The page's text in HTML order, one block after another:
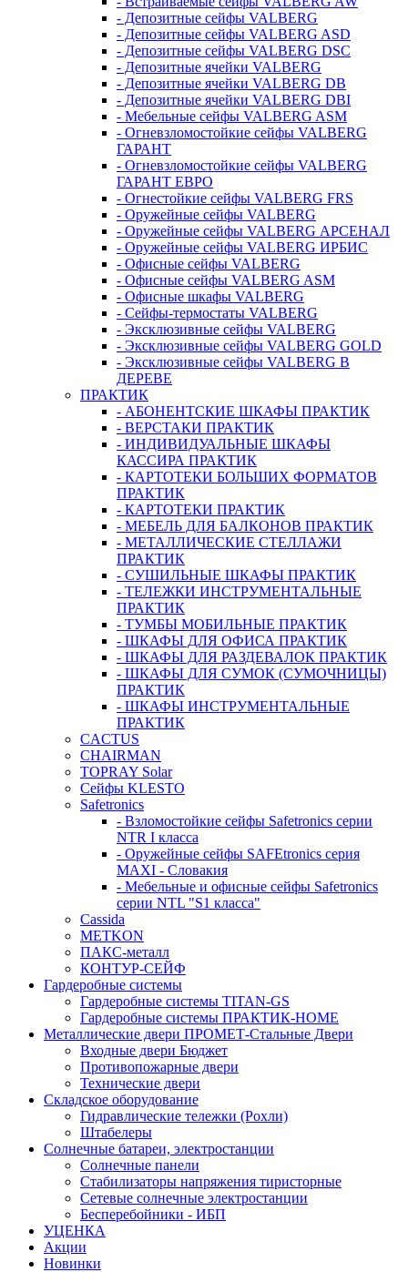
- Депозитные сейфы VALBERG
- Депозитные сейфы VALBERG ASD
- Депозитные сейфы VALBERG DSC
- Депозитные ячейки VALBERG
- Депозитные ячейки VALBERG DB
- Депозитные ячейки VALBERG DBI
- Мебельные сейфы VALBERG ASM
- Огневзломостойкие сейфы VALBERG
ГАРАНТ
- Огневзломостойкие сейфы VALBERG
ГАРАНТ ЕВРО
- Огнестойкие сейфы VALBERG FRS
- Оружейные сейфы VALBERG
- Оружейные сейфы VALBERG АРСЕНАЛ
- Оружейные сейфы VALBERG ИРБИС
- Офисные сейфы VALBERG
- Офисные сейфы VALBERG ASM
- Офисные шкафы VALBERG
- Сейфы-термостаты VALBERG
- Эксклюзивные сейфы VALBERG
- Эксклюзивные сейфы VALBERG GOLD
- Эксклюзивные сейфы VALBERG В
ДЕРЕВЕ
ПРАКТИК
- АБОНЕНТСКИЕ ШКАФЫ ПРАКТИК
- ВЕРСТАКИ ПРАКТИК
- ИНДИВИДУАЛЬНЫЕ ШКАФЫ
КАССИРА ПРАКТИК
- КАРТОТЕКИ БОЛЬШИХ ФОРМАТОВ
ПРАКТИК
- КАРТОТЕКИ ПРАКТИК
- МЕБЕЛЬ ДЛЯ БАЛКОНОВ ПРАКТИК
- МЕТАЛЛИЧЕСКИЕ СТЕЛЛАЖИ
ПРАКТИК
- СУШИЛЬНЫЕ ШКАФЫ ПРАКТИК
- ТЕЛЕЖКИ ИНСТРУМЕНТАЛЬНЫЕ
ПРАКТИК
- ТУМБЫ МОБИЛЬНЫЕ ПРАКТИК
- ШКАФЫ ДЛЯ ОФИСА ПРАКТИК
- ШКАФЫ ДЛЯ РАЗДЕВАЛОК ПРАКТИК
- ШКАФЫ ДЛЯ СУМОК (СУМОЧНИЦЫ)
ПРАКТИК
- ШКАФЫ ИНСТРУМЕНТАЛЬНЫЕ
ПРАКТИК
CACTUS
CHAIRMAN
TOPRAY Solar
Сейфы KLESTO
Safetronics
- Взломостойкие сейфы Safetronics серии
NTR I класса
- Оружейные сейфы SAFEtronics серия
MAXI - Словакия
- Мебельные и офисные сейфы Safetronics
серии NTL "S1 класса"
Cassida
METKON
ПАКС-металл
КОНТУР-СЕЙФ
Гардеробные системы
Гардеробные системы TITAN-GS
Гардеробные системы ПРАКТИК-HOME
Металлические двери ПРОМЕТ-Стальные Двери
Входные двери Бюджет
Противопожарные двери
Технические двери
Складское оборудование
Гидравлические тележки (Рохли)
Штабелеры
Солнечные батареи, электростанции
Солнечные панели
Стабилизаторы напряжения тиристорные
Сетевые солнечные электростанции
Бесперебойники - ИБП
УЦЕНКА
Акции
Новинки